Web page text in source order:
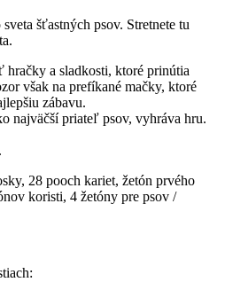
šťastných psov. Stretnete tu
hračky a sladkosti, ktoré prinútia
však na prefíkané mačky, ktoré
zábavu.
najväčší priateľ psov, vyhráva hru.
28 pooch kariet, žetón prvého
koristi, 4 žetóny pre psov /